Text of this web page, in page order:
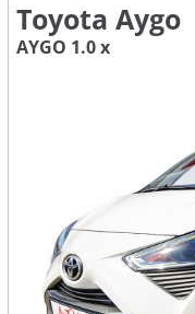
Toyota Aygo
AYGO 1.0 x